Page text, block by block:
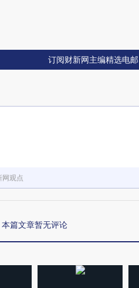
订阅财新网主编精选电邮
网观点
本篇文章暂无评论